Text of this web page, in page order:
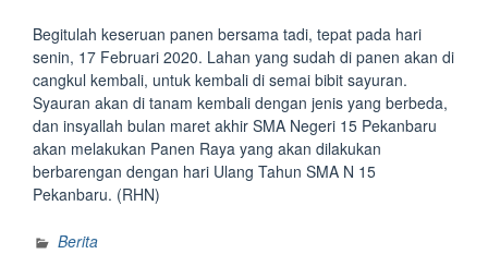
Begitulah keseruan panen bersama tadi, tepat pada hari
senin, 17 Februari 2020. Lahan yang sudah di panen akan di
cangkul kembali, untuk kembali di semai bibit sayuran.
Syauran akan di tanam kembali dengan jenis yang berbeda,
dan insyallah bulan maret akhir SMA Negeri 15 Pekanbaru
akan melakukan Panen Raya yang akan dilakukan
berbarengan dengan hari Ulang Tahun SMA N 15
Pekanbaru. (RHN)
Berita